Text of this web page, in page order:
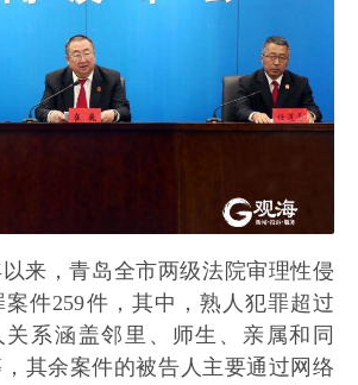
来，青岛全市两级法院审理性侵
件259件，其中，熟人犯罪超过
关系涵盖邻里、师生、亲属和同
其余案件的被告人主要通过网络